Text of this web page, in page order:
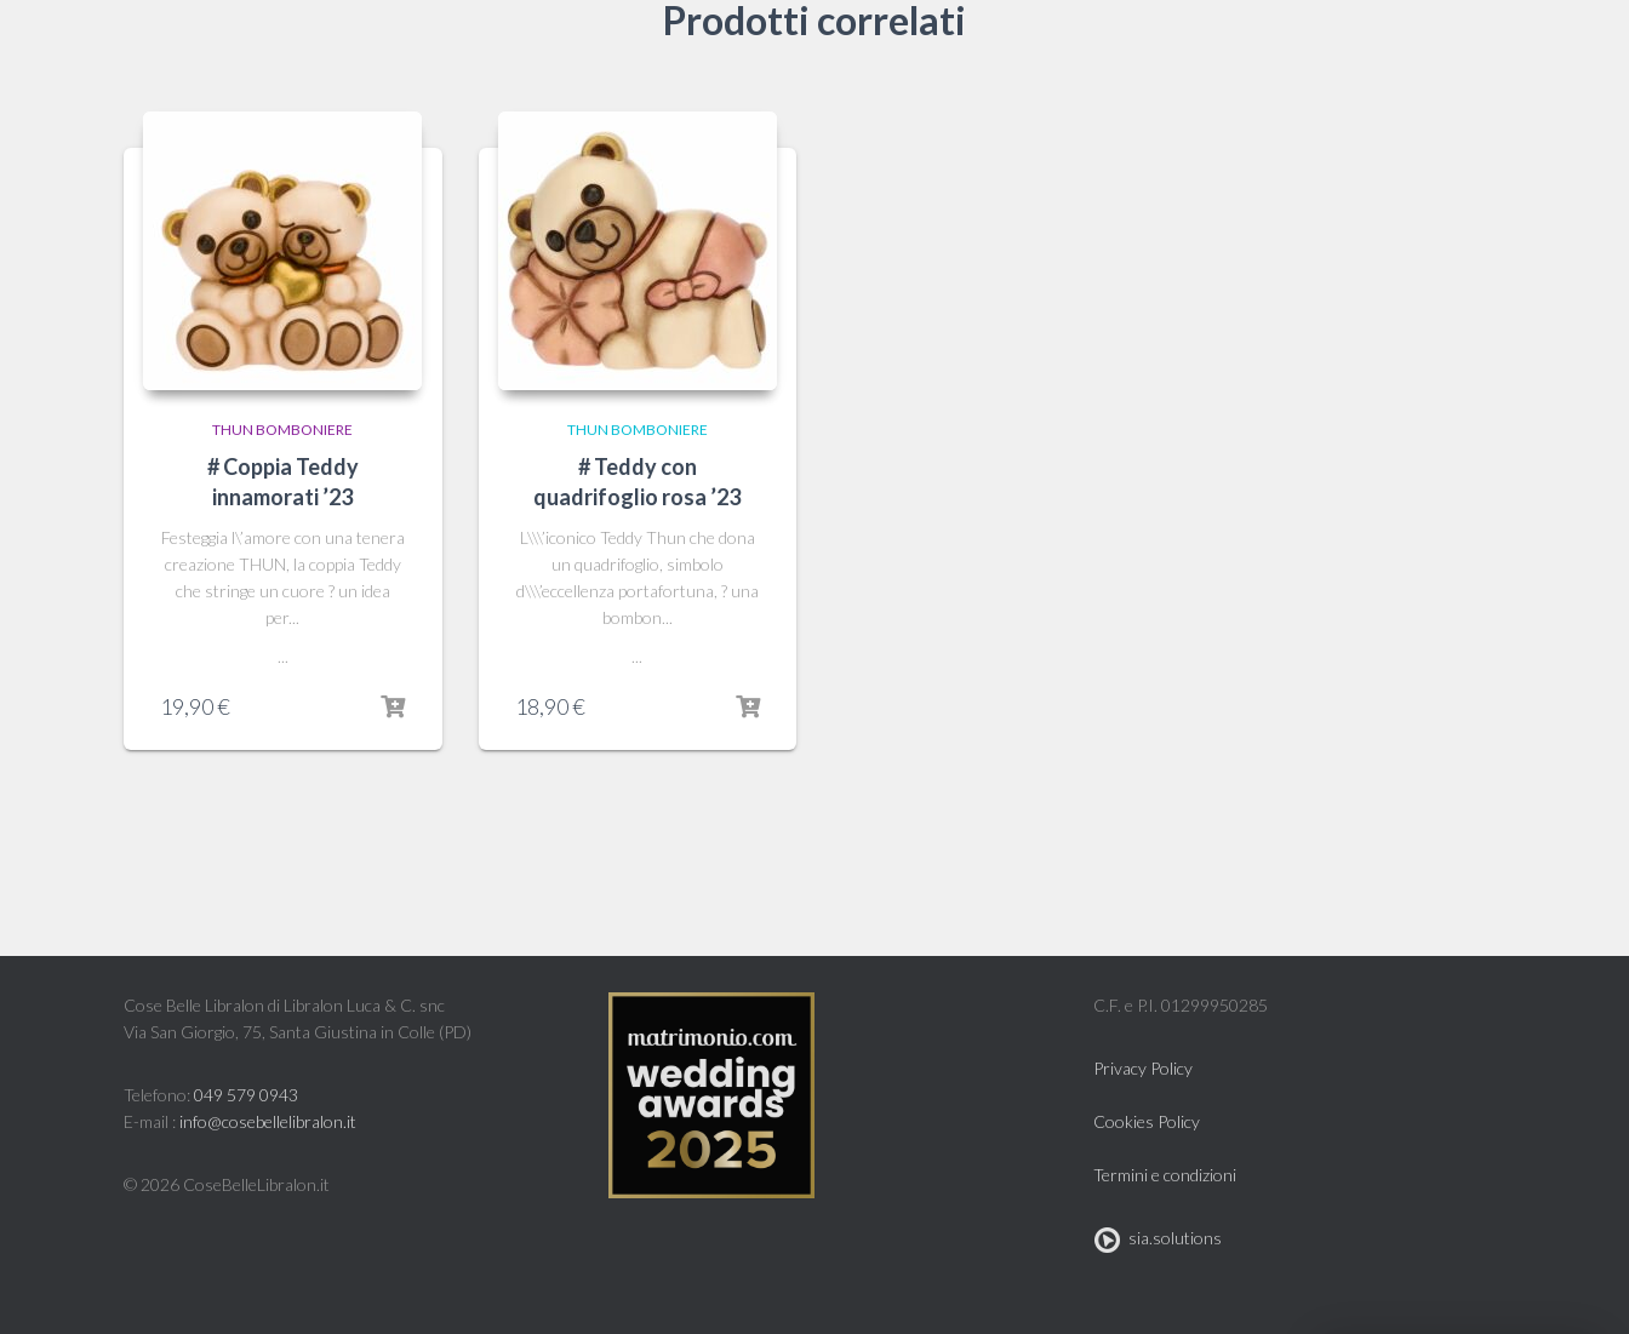
Prodotti correlati
THUN BOMBONIERE
# Coppia Teddy
innamorati ’23
Festeggia l\’amore con una tenera
creazione THUN, la coppia Teddy
che stringe un cuore ? un idea
per...
19,90€
THUN BOMBONIERE
# Teddy con
quadrifoglio rosa ’23
L\\\’iconico Teddy Thun che dona
un quadrifoglio, simbolo
d\\\’eccellenza portafortuna, ? una
bombon...
18,90€
Cose Belle Libralon di Libralon Luca & C. snc
Via San Giorgio, 75, Santa Giustina in Colle (PD)
Telefono: 049 579 0943
E-mail : info@cosebellelibralon.it
© 2026 CoseBelleLibralon.it
C.F. e P.I. 01299950285
Privacy Policy
Cookies Policy
Termini e condizioni
sia.solutions